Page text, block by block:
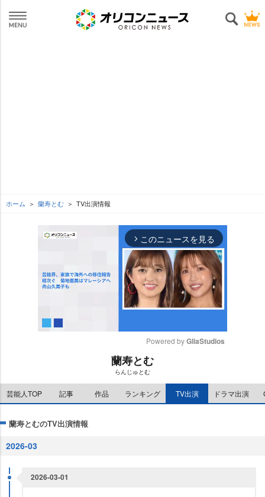
ホーム 蘭寿とむ TV出演情報
arrow_forward_ios このニュースを見る
e
Powered by GliaStudios
蘭寿とむ
らんじゅとむ
芸能人TOP 記事 作品 ランキング TV出演 ドラマ出演
蘭寿とむのTV出演情報
2026-03
2026-03-01